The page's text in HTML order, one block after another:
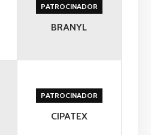
PATROCINADOR
BRANYL
PATROCINADOR
CIPATEX